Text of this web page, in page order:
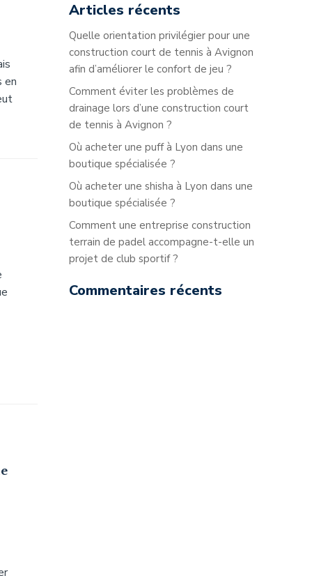
en
Articles récents
Quelle orientation privilégier pour une
construction court de tennis à Avignon
afin d’améliorer le confort de jeu ?
Comment éviter les problèmes de
drainage lors d’une construction court
de tennis à Avignon ?
Où acheter une puff à Lyon dans une
boutique spécialisée ?
Où acheter une shisha à Lyon dans une
boutique spécialisée ?
Comment une entreprise construction
terrain de padel accompagne-t-elle un
projet de club sportif ?
Commentaires récents